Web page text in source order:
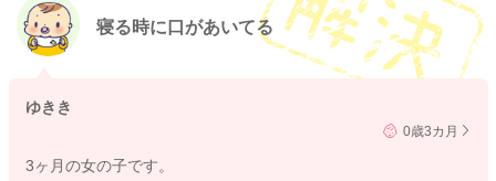
寝る時に口があいてる
ゆきき
0歳3カ月
3ヶ月の女の子です。